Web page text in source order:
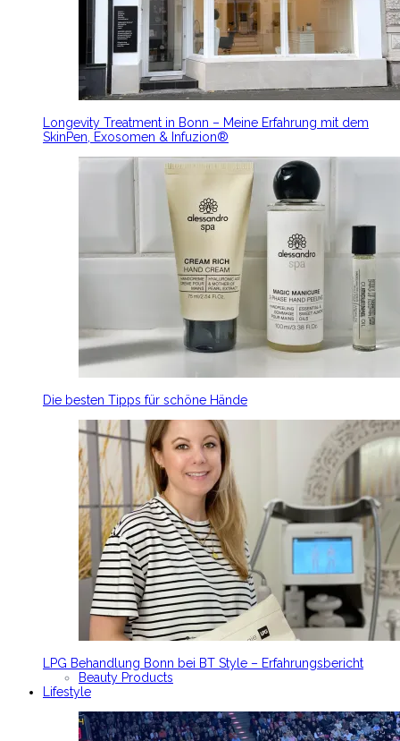
Longevity Treatment in Bonn – Meine Erfahrung mit dem
SkinPen, Exosomen & Infuzion®
Die besten Tipps für schöne Hände
LPG Behandlung Bonn bei BT Style – Erfahrungsbericht
Beauty Products
Lifestyle